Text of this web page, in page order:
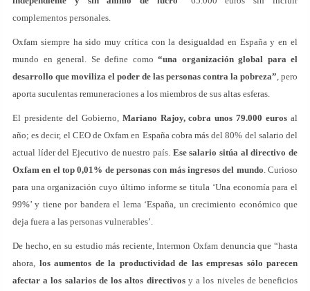
complementos personales.
Oxfam siempre ha sido muy crítica con la desigualdad en España y en el
mundo en general. Se define como “una organización global para el
desarrollo que moviliza el poder de las personas contra la pobreza”, pero
aporta suculentas remuneraciones a los miembros de sus altas esferas.
El presidente del Gobierno, Mariano Rajoy, cobra unos 79.000 euros al
año; es decir, el CEO de Oxfam en España cobra más del 80% del salario del
actual líder del Ejecutivo de nuestro país. Ese salario sitúa al directivo de
Oxfam en el top 0,01% de personas con más ingresos del mundo. Curioso
para una organización cuyo último informe se titula ‘Una economía para el
99%’ y tiene por bandera el lema ‘España, un crecimiento económico que
deja fuera a las personas vulnerables’.
De hecho, en su estudio más reciente, Intermon Oxfam denuncia que “hasta
ahora, los aumentos de la productividad de las empresas sólo parecen
afectar a los salarios de los altos directivosy a los niveles de beneficios